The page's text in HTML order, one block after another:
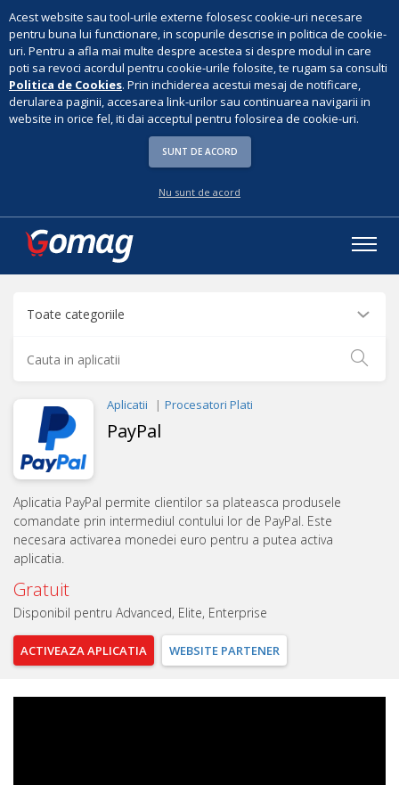
Acest website sau tool-urile externe folosesc cookie-uri necesare
pentru buna lui functionare, in scopurile descrise in politica de cookie-
uri. Pentru a afla mai multe despre acestea si despre modul in care
poti sa revoci acordul pentru cookie-urile folosite, te rugam sa consulti
Politica de Cookies. Prin inchiderea acestui mesaj de notificare,
derularea paginii, accesarea link-urilor sau continuarea navigarii in
website in orice fel, iti dai acceptul pentru folosirea de cookie-uri.
SUNT DE ACORD
Nu sunt de acord
Aplicatii Procesatori Plati
PayPal
Aplicatia PayPal permite clientilor sa plateasca produsele
comandate prin intermediul contului lor de PayPal. Este
necesara activarea monedei euro pentru a putea activa
aplicatia.
Gratuit
Disponibil pentru Advanced, Elite, Enterprise
ACTIVEAZAAPLICATIA WEBSITE PARTENER